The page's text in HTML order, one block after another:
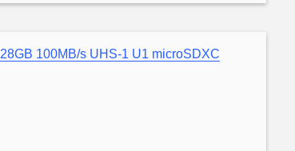
100MB/s UHS-1 U1 microSDXC